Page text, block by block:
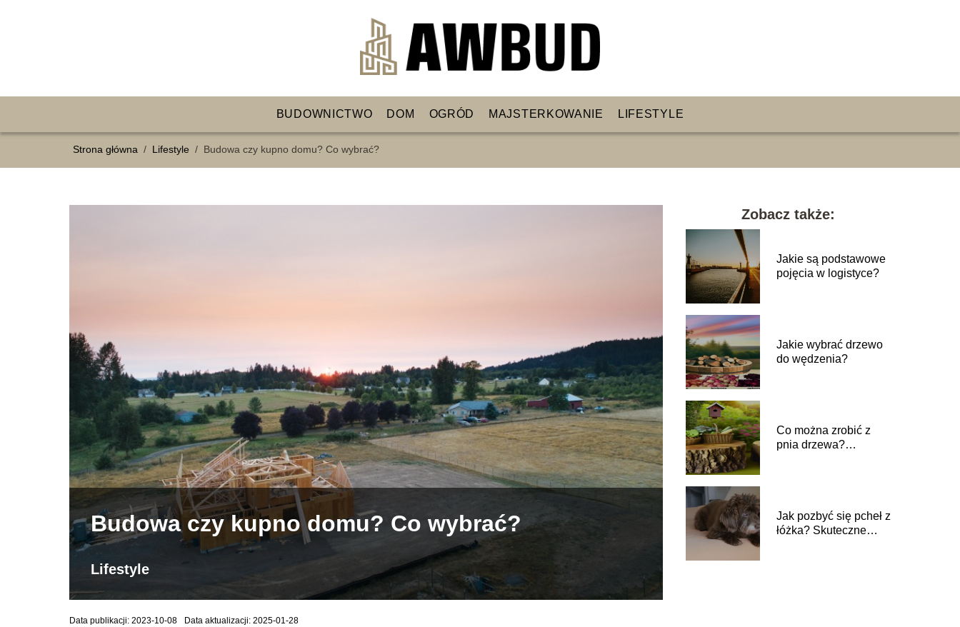
BUDOWNICTWO DOM OGRÓD MAJSTERKOWANIE LIFESTYLE
Strona główna / Lifestyle / Budowa czy kupno domu? Co wybrać?
Budowa czy kupno domu? Co wybrać?
Lifestyle
Data publikacji: 2023-10-08 Data aktualizacji: 2025-01-28
Zobacz także:
Jakie są podstawowe
pojęcia w logistyce?
Jakie wybrać drzewo
do wędzenia?
Co można zrobić z
pnia drzewa?
Jak pozbyć się pcheł z
łóżka? Skuteczne